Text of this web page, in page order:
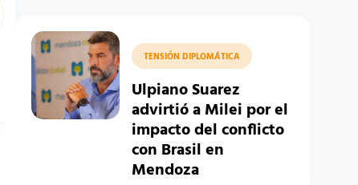
TENSIÓN DIPLOMÁTICA
Ulpiano Suarez
advirtió a Milei por el
impacto del conflicto
con Brasil en
Mendoza